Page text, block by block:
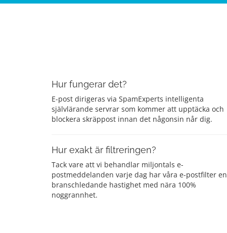
Hur fungerar det?
E-post dirigeras via SpamExperts intelligenta
självlärande servrar som kommer att upptäcka och
blockera skräppost innan det någonsin når dig.
Hur exakt är filtreringen?
Tack vare att vi behandlar miljontals e-
postmeddelanden varje dag har våra e-postfilter en
branschledande hastighet med nära 100%
noggrannhet.